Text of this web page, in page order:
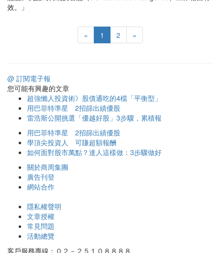
效。」
« 1 2 »
@ 訂閱電子報
您可能有興趣的文章
超強懶人投資術》股債通吃的4檔「平衡型」
用巴菲特準星 2招篩出績優股
雷浩斯公開挑選「優越好股」3步驟，累積報
用巴菲特準星 2招篩出績優股
學頂尖投資人 可賺超額報酬
如何面對股市萬點？達人這樣做：3步驟做好
關於商周集團
廣告刊登
網站合作
隱私權聲明
文章授權
常見問題
活動總覽
客戶服務專線：０２－２５１０８８８８